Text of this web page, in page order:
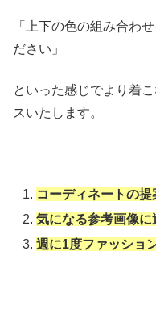
「上下の色の組み合わ
ださい」
といった感じでより着
スいたします。
コーディネートの提
気になる参考画像
週に1度ファッショ